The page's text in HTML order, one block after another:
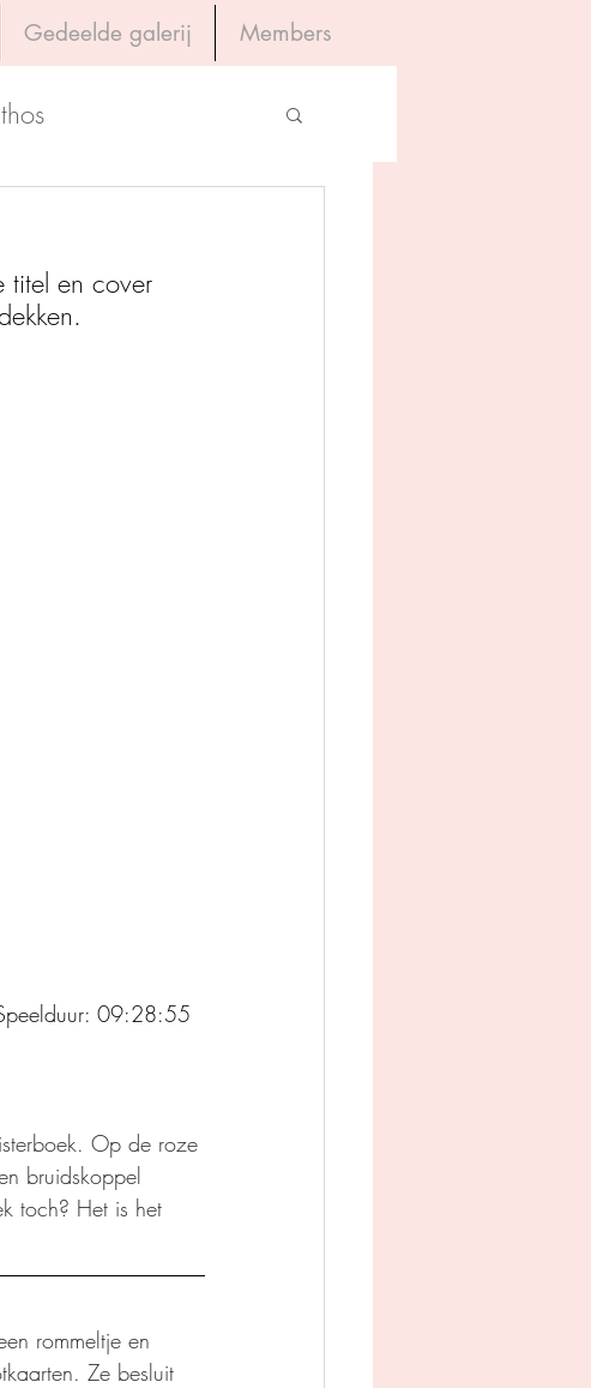
Gedeelde galerij Members
The House of Books
titel en cover
09:28:55
Op de roze
bruidskoppel
toch? Het is het
rommeltje en
Ze besluit